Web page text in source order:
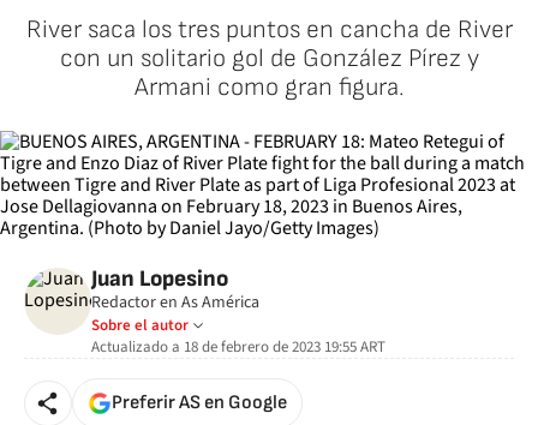
River saca los tres puntos en cancha de River
con un solitario gol de González Pírez y
Armani como gran figura.
Juan Lopesino
Redactor en As América
Sobre el autor
Actualizado a 18 de febrero de 2023 19:55ART
Preferir AS en Google